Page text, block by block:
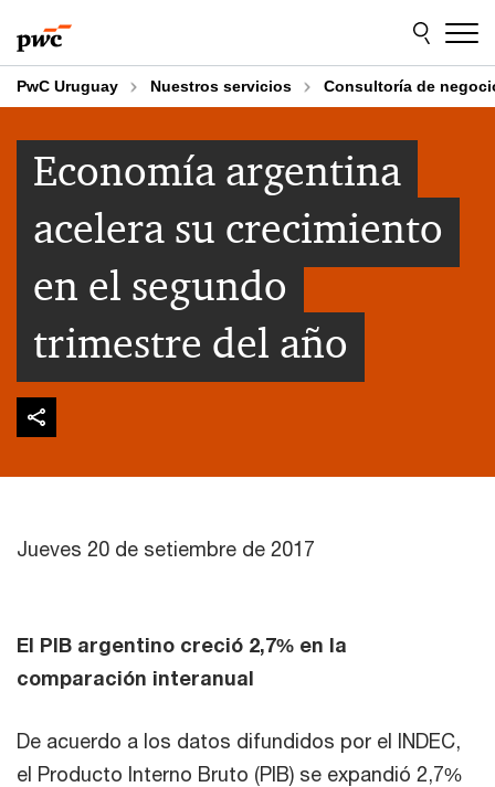
to
content
to
footer
PwC Uruguay Nuestros servicios Consultoría de
Economía argentina
acelera su crecimiento
en el segundo
trimestre del año
Jueves 20 de setiembre de 2017
El PIB argentino creció 2,7% en la
comparación interanual
De acuerdo a los datos difundidos por el INDEC,
el Producto Interno Bruto (PIB) se expandió 2,7%